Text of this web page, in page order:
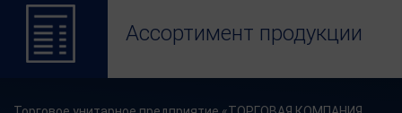
Ассортимент продукции